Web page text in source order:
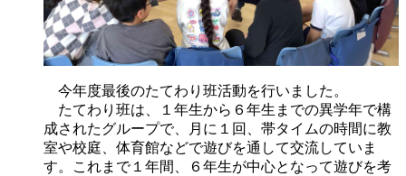
今年度最後のたてわり班活動を行いました。
たてわり班は、１年生から６年生までの異学年で構
成されたグループで、月に１回、帯タイムの時間に教
室や校庭、体育館などで遊びを通して交流していま
す。これまで１年間、６年生が中心となって遊びを考